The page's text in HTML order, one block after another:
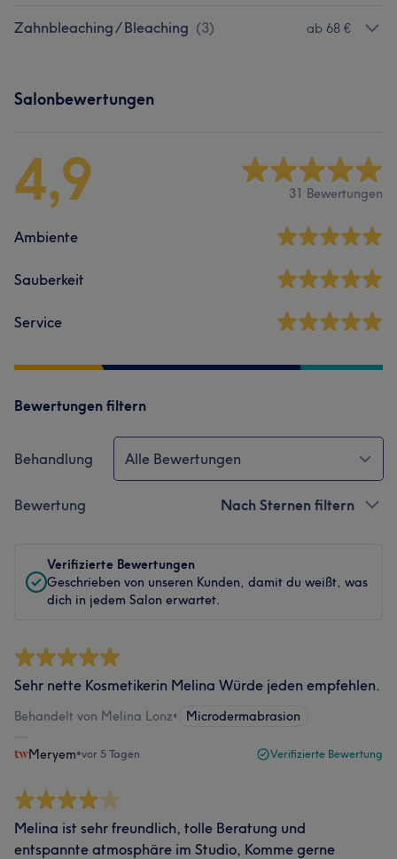
Zahnbleaching / Bleaching (3) ab 68 €
Salonbewertungen
4,9 31 Bewertungen
Ambiente
Sauberkeit
Service
Bewertungen filtern
Behandlung Alle Bewertungen
Bewertung Nach Sternen filtern
Verifizierte Bewertungen
Geschrieben von unseren Kunden, damit du weißt, was
dich in jedem Salon erwartet.
Sehr nette Kosmetikerin Melina Würde jeden empfehlen.
Behandelt von Melina Lonz• Microdermabrasion
Meryem•vor 5 Tagen Verifizierte Bewertung
Melina ist sehr freundlich, tolle Beratung und
entspannte atmosphäre im Studio, Komme gerne